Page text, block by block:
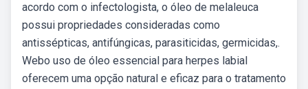
acordo com o infectologista, o óleo de melaleuca
possui propriedades consideradas como
antissépticas, antifúngicas, parasiticidas, germicidas,.
Webo uso de óleo essencial para herpes labial
oferecem uma opção natural e eficaz para o tratamento